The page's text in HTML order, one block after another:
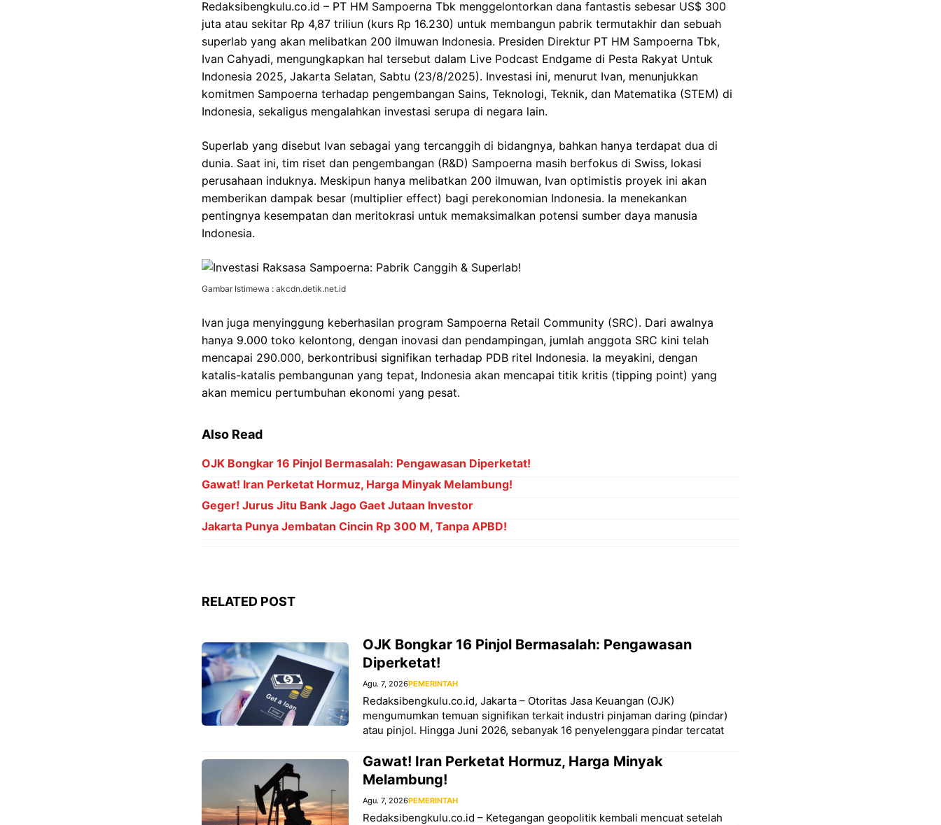
Redaksibengkulu.co.id – PT HM Sampoerna Tbk menggelontorkan dana fantastis sebesar US$ 300
juta atau sekitar Rp 4,87 triliun (kurs Rp 16.230) untuk membangun pabrik termutakhir dan sebuah
superlab yang akan melibatkan 200 ilmuwan Indonesia. Presiden Direktur PT HM Sampoerna Tbk,
Ivan Cahyadi, mengungkapkan hal tersebut dalam Live Podcast Endgame di Pesta Rakyat Untuk
Indonesia 2025, Jakarta Selatan, Sabtu (23/8/2025). Investasi ini, menurut Ivan, menunjukkan
komitmen Sampoerna terhadap pengembangan Sains, Teknologi, Teknik, dan Matematika (STEM) di
Indonesia, sekaligus mengalahkan investasi serupa di negara lain.
Superlab yang disebut Ivan sebagai yang tercanggih di bidangnya, bahkan hanya terdapat dua di
dunia. Saat ini, tim riset dan pengembangan (R&D) Sampoerna masih berfokus di Swiss, lokasi
perusahaan induknya. Meskipun hanya melibatkan 200 ilmuwan, Ivan optimistis proyek ini akan
memberikan dampak besar (multiplier effect) bagi perekonomian Indonesia. Ia menekankan
pentingnya kesempatan dan meritokrasi untuk memaksimalkan potensi sumber daya manusia
Indonesia.
Gambar Istimewa : akcdn.detik.net.id
Ivan juga menyinggung keberhasilan program Sampoerna Retail Community (SRC). Dari awalnya
hanya 9.000 toko kelontong, dengan inovasi dan pendampingan, jumlah anggota SRC kini telah
mencapai 290.000, berkontribusi signifikan terhadap PDB ritel Indonesia. Ia meyakini, dengan
katalis-katalis pembangunan yang tepat, Indonesia akan mencapai titik kritis (tipping point) yang
akan memicu pertumbuhan ekonomi yang pesat.
Also Read
OJK Bongkar 16 Pinjol Bermasalah: Pengawasan Diperketat!
Gawat! Iran Perketat Hormuz, Harga Minyak Melambung!
Geger! Jurus Jitu Bank Jago Gaet Jutaan Investor
Jakarta Punya Jembatan Cincin Rp 300 M, Tanpa APBD!
RELATED POST
OJK Bongkar 16 Pinjol Bermasalah: Pengawasan
Diperketat!
Agu. 7, 2026PEMERINTAH
Redaksibengkulu.co.id, Jakarta – Otoritas Jasa Keuangan (OJK)
mengumumkan temuan signifikan terkait industri pinjaman daring (pindar)
atau pinjol. Hingga Juni 2026, sebanyak 16 penyelenggara pindar tercatat
Gawat! Iran Perketat Hormuz, Harga Minyak
Melambung!
Agu. 7, 2026PEMERINTAH
Redaksibengkulu.co.id – Ketegangan geopolitik kembali mencuat setelah